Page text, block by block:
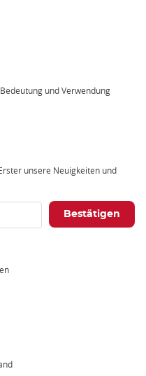
und Verwendung
unsere Neuigkeiten und